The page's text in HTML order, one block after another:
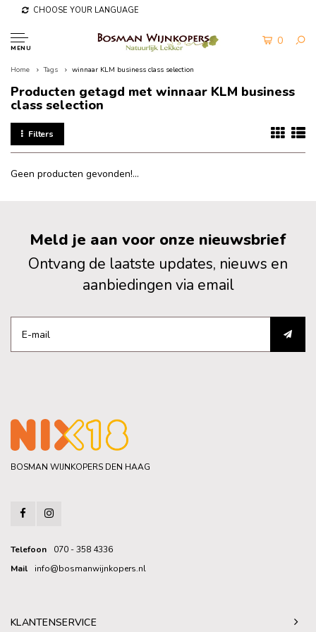
CHOOSE YOUR LANGUAGE
MENU
0
Home Tags winnaar KLM business class selection
Producten getagd met winnaar KLM business
class selection
Filters
Geen producten gevonden!...
Meld je aan voor onze nieuwsbrief
Ontvang de laatste updates, nieuws en
aanbiedingen via email
BOSMAN WIJNKOPERS DEN HAAG
Telefoon
070 - 358 4336
Mail
info@bosmanwijnkopers.nl
KLANTENSERVICE